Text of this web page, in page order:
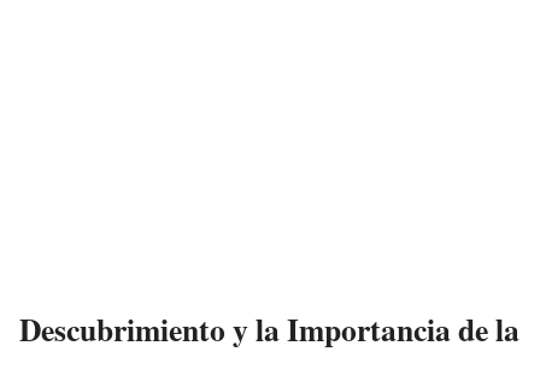
Descubrimiento y la Importancia de la